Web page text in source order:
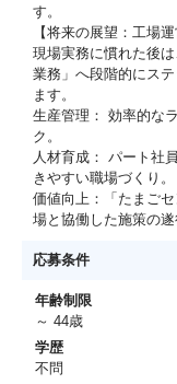
す。
【将来の展望：工場
現場実務に慣れた後
業務」へ段階的にス
ます。
生産管理： 効率的な
ク。
人材育成： パート社
きやすい職場づくり。
価値向上：「たまご
場と協働した施策の
応募条件
年齢制限
～ 44歳
学歴
不問